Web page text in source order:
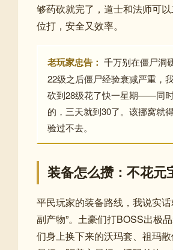
够药砍就完了，道士和法师可
位打，安全又效率。
老玩家忠告： 千万别在僵尸洞
22级之后僵尸经验衰减严重，
砍到28级花了快一星期——同
的，三天就到30了。该挪窝就
验过不去。
装备怎么攒：不花元
平民玩家的装备路线，我说实话
副产物”。土豪们打BOSS出极
们身上换下来的沃玛套、祖玛